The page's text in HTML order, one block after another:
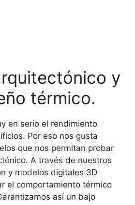
y
térmico.
en serio el rendimiento
Por eso nos gusta
que nos permitan probar
A través de nuestros
y modelos digitales 3D
el comportamiento térmico
así un bajo